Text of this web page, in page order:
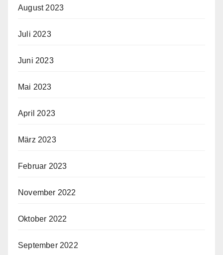
August 2023
Juli 2023
Juni 2023
Mai 2023
April 2023
März 2023
Februar 2023
November 2022
Oktober 2022
September 2022